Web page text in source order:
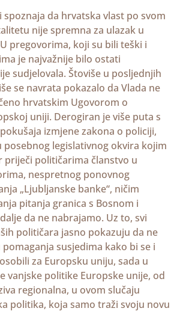
spoznaja da hrvatska vlast po svom
nije spremna za ulazak u
pregovorima, koji su bili teški i
je najvažnije bilo ostati
sudjelovala. Štoviše u posljednjih
se navrata pokazalo da Vlada ne
hrvatskim Ugovorom o
uniji. Derogiran je više puta s
izmjene zakona o policiji,
posebnog legislativnog okvira kojim
političarima članstvo u
nespretnog ponovnog
„Ljubljanske banke“, ničim
pitanja granica s Bosnom i
da ne nabrajamo. Uz to, svi
političara jasno pokazuju da ne
susjedima kako bi se i
za Europsku uniju, sada u
vanjske politike Europske unije, od
regionalna, u ovom slučaju
politika, koja samo traži svoju novu